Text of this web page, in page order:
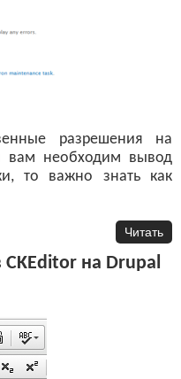
разрешения на
вам необходим вывод
то важно знать как
Читать
на Drupal